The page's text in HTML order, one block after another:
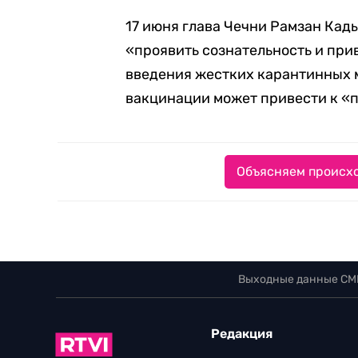
17 июня глава Чечни Рамзан
«проявить сознательность и
введения жестких карантинных
вакцинации может привести к
Объясняем
Выходные данные
Редакция